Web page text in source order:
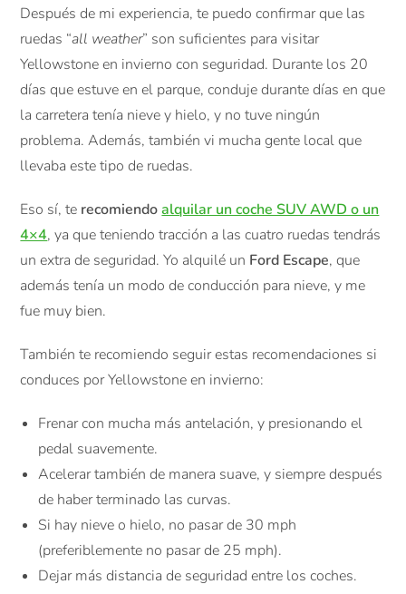
Después de mi experiencia, te puedo confirmar que las
ruedas “all weather” son suficientes para visitar
Yellowstone en invierno con seguridad. Durante los 20
días que estuve en el parque, conduje durante días en que
la carretera tenía nieve y hielo, y no tuve ningún
problema. Además, también vi mucha gente local que
llevaba este tipo de ruedas.
Eso sí, te recomiendoalquilar un coche SUV AWD o un
4×4, ya que teniendo tracción a las cuatro ruedas tendrás
un extra de seguridad. Yo alquilé un Ford Escape, que
además tenía un modo de conducción para nieve, y me
fue muy bien.
También te recomiendo seguir estas recomendaciones si
conduces por Yellowstone en invierno:
Frenar con mucha más antelación, y presionando el
pedal suavemente.
Acelerar también de manera suave, y siempre después
de haber terminado las curvas.
Si hay nieve o hielo, no pasar de 30 mph
(preferiblemente no pasar de 25 mph).
Dejar más distancia de seguridad entre los coches.